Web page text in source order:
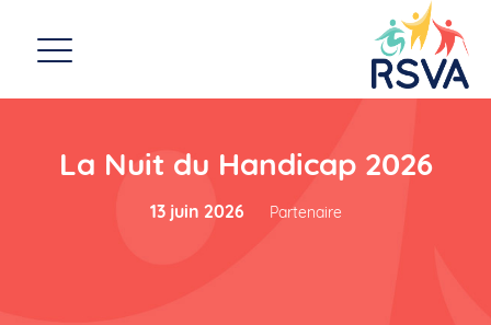
La Nuit du Handicap 2026
13 juin 2026 Partenaire